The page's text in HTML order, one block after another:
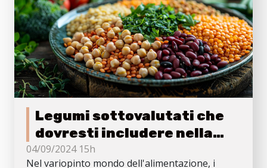
Legumi sottovalutati che
dovresti includere nella
tua dieta
04/09/2024 15h
Nel variopinto mondo dell'alimentazione, i